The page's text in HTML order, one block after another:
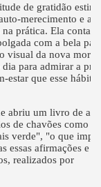
de gratidão
merecimento e a
prática. Ela conta
com a bela
visual da nova
para admirar a
estar que esse hábito
abriu um livro de
de chavões como
verde", "o que
essas afirmações e
realizados por